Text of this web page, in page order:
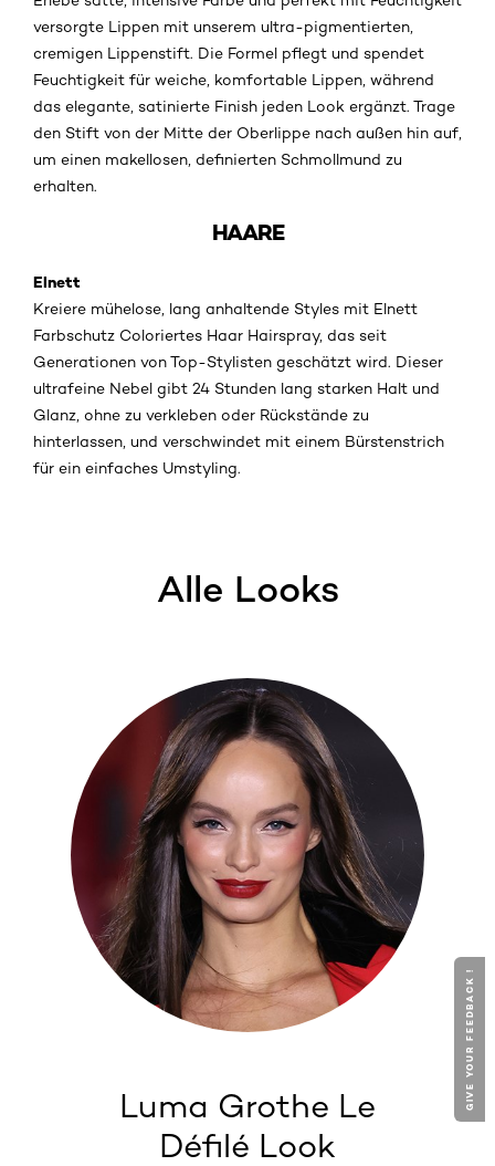
versorgte Lippen mit unserem ultra-pigmentierten,
cremigen Lippenstift. Die Formel pflegt und spendet
Feuchtigkeit für weiche, komfortable Lippen, während
das elegante, satinierte Finish jeden Look ergänzt. Trage
den Stift von der Mitte der Oberlippe nach außen hin auf,
um einen makellosen, definierten Schmollmund zu
erhalten.
HAARE
Elnett
Kreiere mühelose, lang anhaltende Styles mit Elnett
Farbschutz Coloriertes Haar Hairspray, das seit
Generationen von Top-Stylisten geschätzt wird. Dieser
ultrafeine Nebel gibt 24 Stunden lang starken Halt und
Glanz, ohne zu verkleben oder Rückstände zu
hinterlassen, und verschwindet mit einem Bürstenstrich
für ein einfaches Umstyling.
Alle Looks
Luma Grothe Le
Défilé Look
GIVE YOUR FEEDBACK !